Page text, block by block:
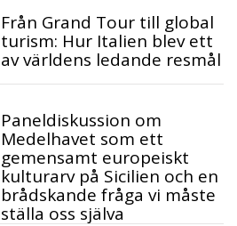
Från Grand Tour till global
turism: Hur Italien blev ett
av världens ledande resmål
Paneldiskussion om
Medelhavet som ett
gemensamt europeiskt
kulturarv på Sicilien och en
brådskande fråga vi måste
ställa oss själva